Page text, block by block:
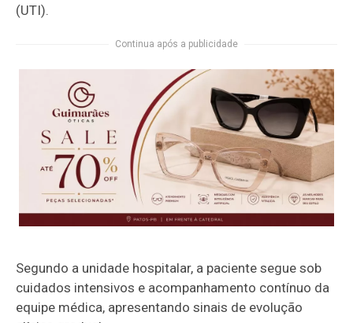
(UTI).
Continua após a publicidade
Segundo a unidade hospitalar, a paciente segue sob
cuidados intensivos e acompanhamento contínuo da
equipe médica, apresentando sinais de evolução